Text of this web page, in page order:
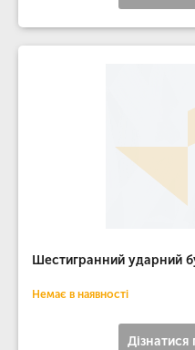
Шестигранний ударний
Немає в наявності
Дізнатися